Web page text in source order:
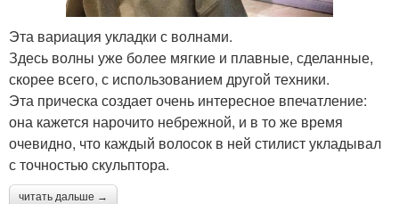
Эта вариация укладки с волнами.
Здесь волны уже более мягкие и плавные, сделанные,
скорее всего, с использованием другой техники.
Эта прическа создает очень интересное впечатление:
она кажется нарочито небрежной, и в то же время
очевидно, что каждый волосок в ней стилист укладывал
с точностью скульптора.
читать дальше →